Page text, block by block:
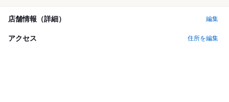
店舗情報（詳細） 編集
アクセス 住所を編集